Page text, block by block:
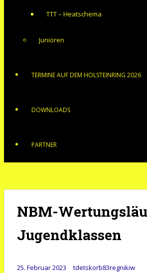
TTT – Heatschema
Junioren
TERMINE AUF DEM HOLSTEINRING 2026
DOWNLOADS
PARTNER
NBM-
Jugendklassen
25. Februar 2023 tdetskorb83regnikiw